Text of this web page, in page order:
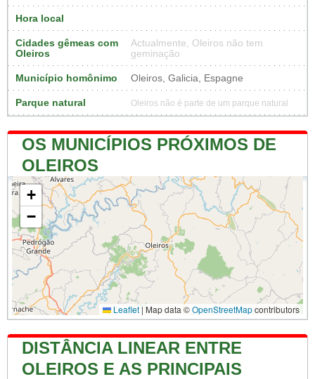
Hora local
Cidades gêmeas com
Oleiros
Actualmente, Oleiros não tem
geminação
Município homônimo Oleiros, Galicia, Espagne
Parque natural Oleiros não é parte de um parque natural
OS MUNICÍPIOS PRÓXIMOS DE
OLEIROS
+
−
Leaflet | Map data ©OpenStreetMapcontributors
DISTÂNCIA LINEAR ENTRE
OLEIROS E AS PRINCIPAIS